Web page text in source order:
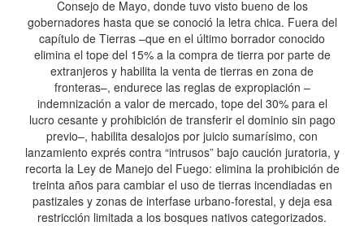
Consejo de Mayo, donde tuvo visto bueno de los
gobernadores hasta que se conoció la letra chica. Fuera del
capítulo de Tierras –que en el último borrador conocido
elimina el tope del 15% a la compra de tierra por parte de
extranjeros y habilita la venta de tierras en zona de
fronteras–, endurece las reglas de expropiación –
indemnización a valor de mercado, tope del 30% para el
lucro cesante y prohibición de transferir el dominio sin pago
previo–, habilita desalojos por juicio sumarísimo, con
lanzamiento exprés contra “intrusos” bajo caución juratoria, y
recorta la Ley de Manejo del Fuego: elimina la prohibición de
treinta años para cambiar el uso de tierras incendiadas en
pastizales y zonas de interfase urbano-forestal, y deja esa
restricción limitada a los bosques nativos categorizados.